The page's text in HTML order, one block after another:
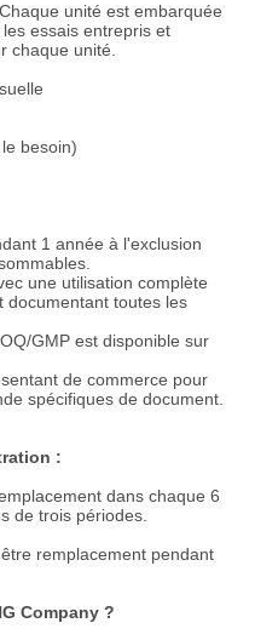
unité est embarquée
essais entrepris et
chaque unité.
besoin)
1 année à l'exclusion
une utilisation complète
documentant toutes les
GMP est disponible sur
de commerce pour
spécifiques de document.
:
dans chaque 6
de trois périodes.
remplacement pendant
Company ?